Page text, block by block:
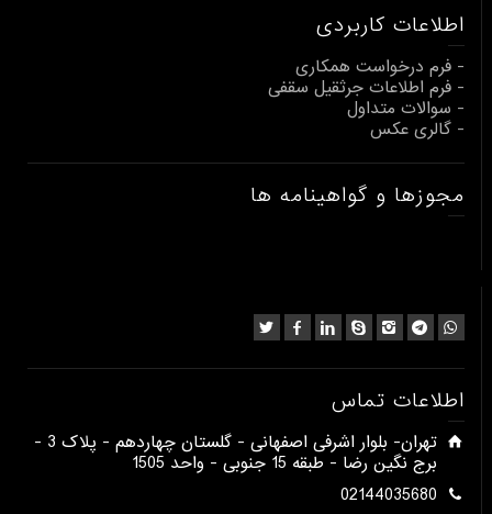
اطلاعات کاربردی
- فرم درخواست همکاری
- فرم اطلاعات جرثقیل سقفی
- سوالات متداول
- گالری عکس
مجوزها و گواهینامه ها
اطلاعات تماس
​تهران- بلوار اشرفی اصفهانی - گلستان چهاردهم - پلاک 3 -
برج نگین رضا - طبقه 15 جنوبی - واحد 1505​
02144035680